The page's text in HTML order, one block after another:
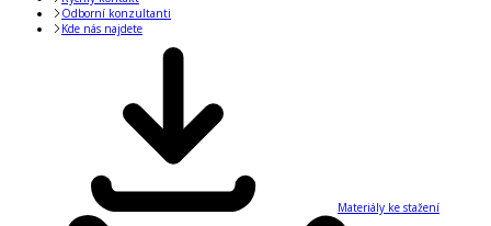
Odborní konzultanti
Kde nás najdete
Materiály ke stažení